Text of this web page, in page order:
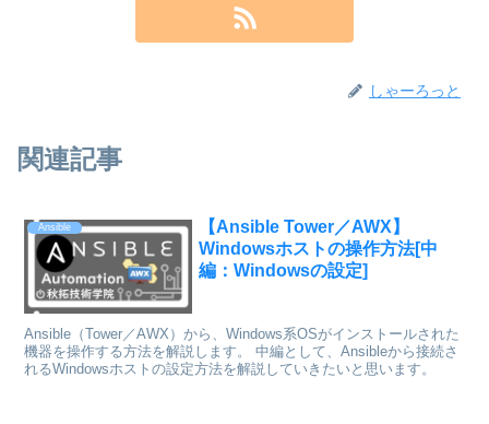
しゃーろっと
関連記事
Ansible
【Ansible Tower／AWX】
Windowsホストの操作方法[中
編：Windowsの設定]
Ansible（Tower／AWX）から、Windows系OSがインストールされた
機器を操作する方法を解説します。 中編として、Ansibleから接続さ
れるWindowsホストの設定方法を解説していきたいと思います。